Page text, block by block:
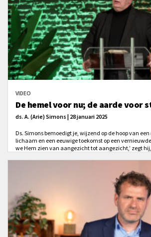
VIDEO
De hemel voor nu; de aarde voor
ds. A. (Arie) Simons | 28 januari 2025
Ds. Simons bemoedigt je, wijzend op de hoop van
lichaam en een eeuwige toekomst op een
we Hem zien van aangezicht tot aangezicht,’ zegt